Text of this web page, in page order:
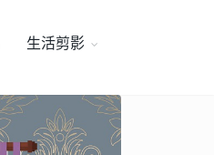
生活剪影